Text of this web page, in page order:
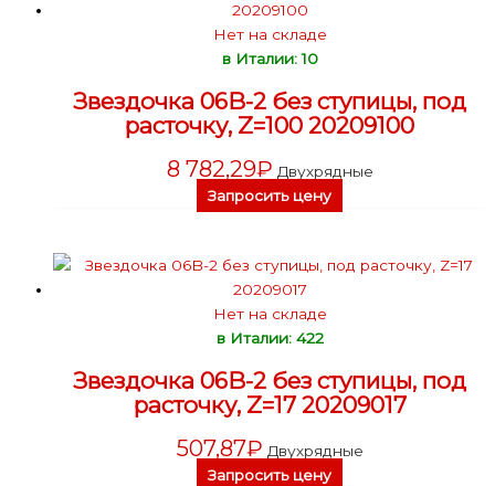
Нет на складе
в Италии: 10
Звездочка 06B-2 без ступицы, под
расточку, Z=100 20209100
8 782,29₽ Двухрядные
Запросить цену
Нет на складе
в Италии: 422
Звездочка 06B-2 без ступицы, под
расточку, Z=17 20209017
507,87₽ Двухрядные
Запросить цену